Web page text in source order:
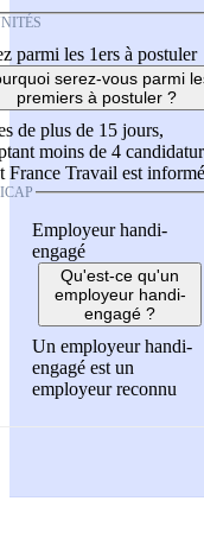
parmi les 1ers à postuler
serez-vous parmi
premiers à postuler ?
de plus de 15 jours,
moins de 4
France Travail est
Employeur handi-
engagé
Qu'est-ce qu'un
employeur handi-
engagé ?
Un employeur handi-
engagé est un
employeur reconnu